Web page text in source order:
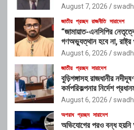
August 7, 2026
জাতীয় প্রচ্ছদ রাজনীতি সারাদেশ
“জামায়াত-এনসিপির
গণঅভ্যুত্থান হবে না, রাষ্ট্র
নেই”: রাশেদ খাঁনের
August 6, 2026
জাতীয় প্রচ্ছদ সারাদেশ
বুড়িগঙ্গাসহ রাজধানীর
কর্মপরিকল্পনার নির্দেশ
আন্তঃসংস্থা সমন্বয় কমিটি
August 6, 2026
অপরাধ প্রচ্ছদ সারাদেশ
অভিযোগের পরও বন্ধ হয়নি